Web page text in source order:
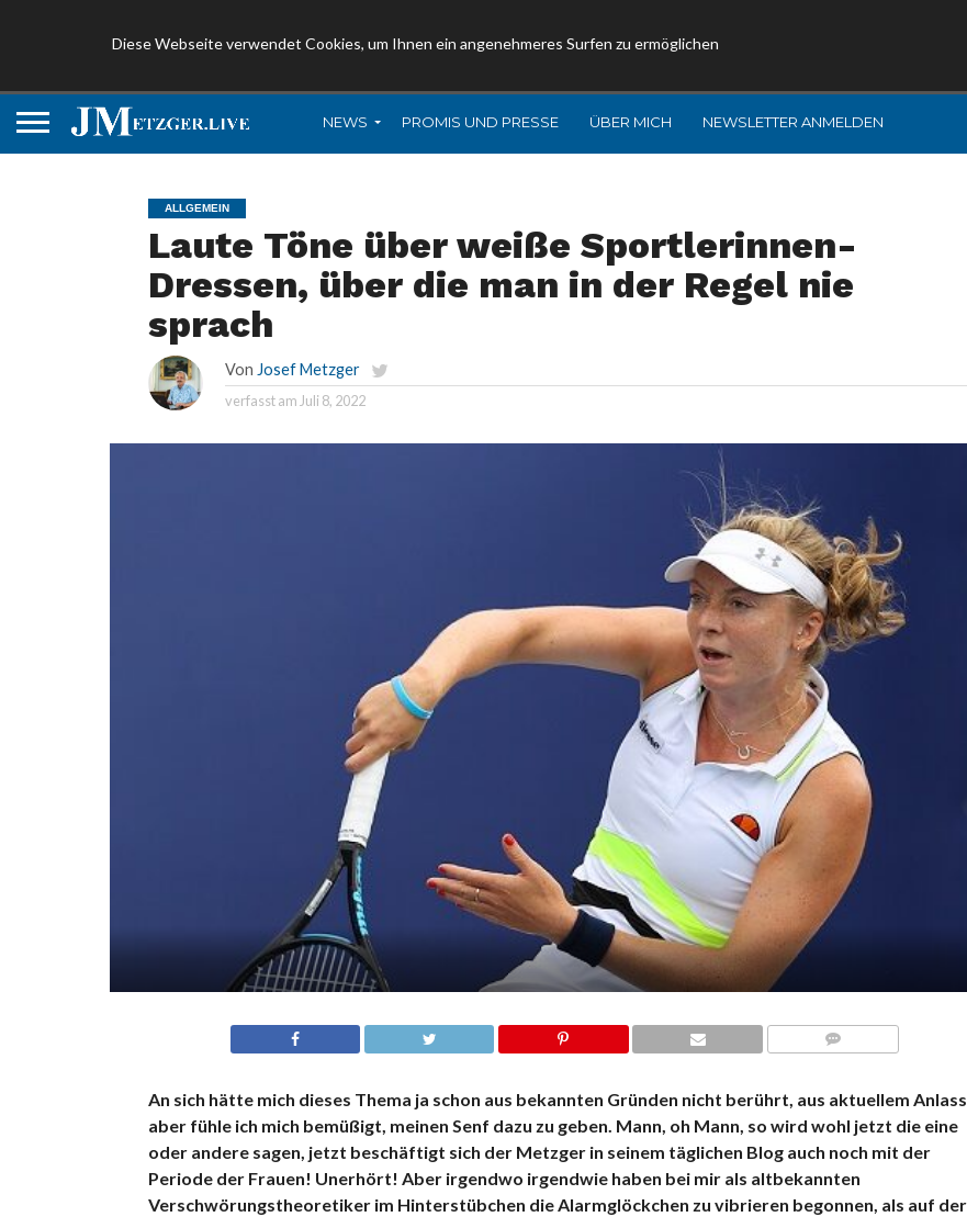
Diese Webseite verwendet Cookies, um Ihnen ein angenehmeres Surfen zu ermöglichen
NEWS PROMIS UND PRESSE ÜBER MICH NEWSLETTER ANMELDEN
ALLGEMEIN
Laute Töne über weiße Sportlerinnen-
Dressen, über die man in der Regel nie
sprach
Von Josef Metzger
verfasst am Juli 8, 2022
An sich hätte mich dieses Thema ja schon aus bekannten Gründen nicht berührt, aus aktuellem Anlass
aber fühle ich mich bemüßigt, meinen Senf dazu zu geben. Mann, oh Mann, so wird wohl jetzt die eine
oder andere sagen, jetzt beschäftigt sich der Metzger in seinem täglichen Blog auch noch mit der
Periode der Frauen! Unerhört! Aber irgendwo irgendwie haben bei mir als altbekannten
Verschwörungstheoretiker im Hinterstübchen die Alarmglöckchen zu vibrieren begonnen, als auf der